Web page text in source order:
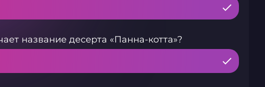
название десерта «Панна-котта»?